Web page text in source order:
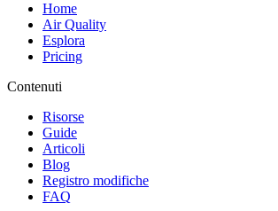
Home
Air Quality
Esplora
Pricing
Contenuti
Risorse
Guide
Articoli
Blog
Registro modifiche
FAQ